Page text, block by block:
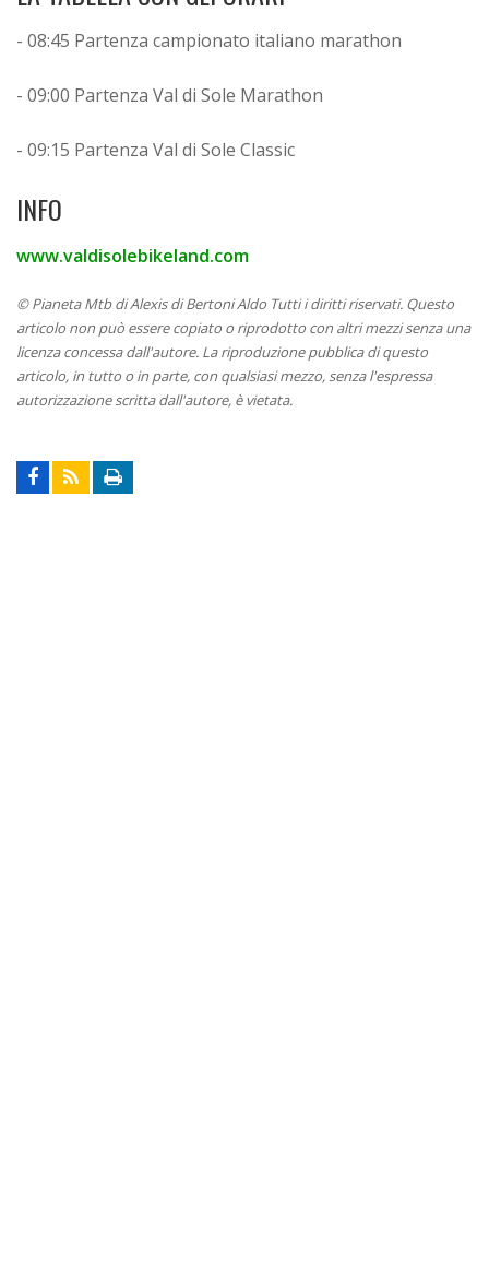
- 08:45 Partenza campionato italiano marathon
- 09:00 Partenza Val di Sole Marathon
- 09:15 Partenza Val di Sole Classic
INFO
www.valdisolebikeland.com
© Pianeta Mtb di Alexis di Bertoni Aldo Tutti i diritti riservati. Questo
articolo non può essere copiato o riprodotto con altri mezzi senza una
licenza concessa dall'autore. La riproduzione pubblica di questo
articolo, in tutto o in parte, con qualsiasi mezzo, senza l'espressa
autorizzazione scritta dall'autore, è vietata.